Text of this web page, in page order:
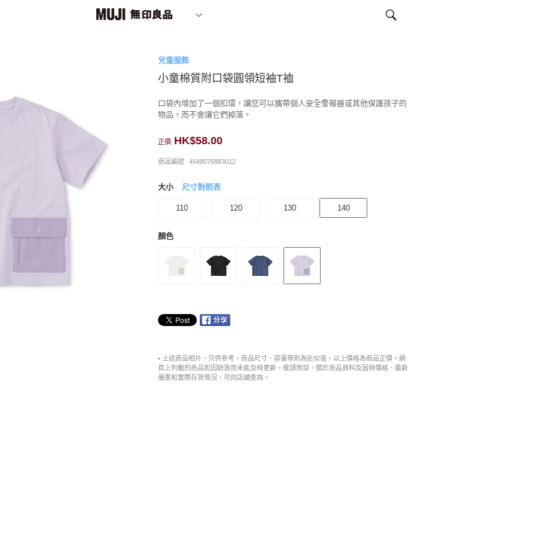
兒童服飾
小童棉質附口袋圓領短袖T裇
口袋內增加了一個扣環，讓您可以攜帶個人安全警報器或其他保護孩子的
物品，而不會讓它們掉落。
正價 HK$58.00
商品編號 4548076883012
大小 尺寸對照表
110 120 130 140
顏色
• 上述商品相片、只供參考。商品尺寸、容量等則為近似值。以上價格為商品正價。網
頁上列載的商品如因缺貨而未能及時更新，敬請原諒。關於商品資料及屆時價格、最新
優惠和實際存貨情況，可向店舖查詢。